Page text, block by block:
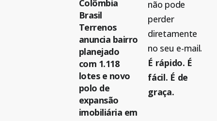
Colômbia
Brasil
Terrenos
anuncia bairro
planejado
com 1.118
lotes e novo
polo de
expansão
imobiliária em
não pode
perder
diretamente
no seu e-mail.
É rápido. É
fácil. É de
graça.